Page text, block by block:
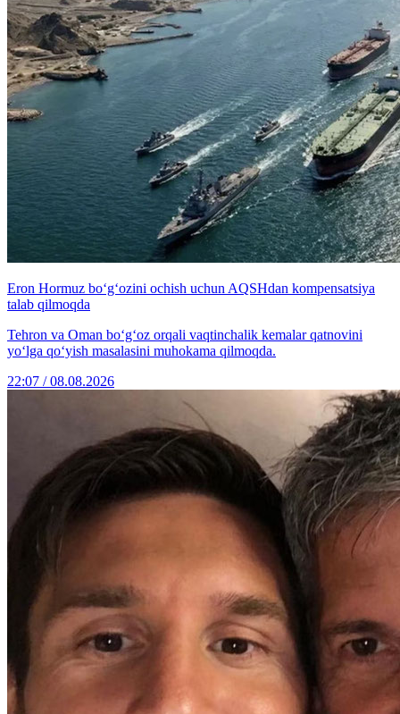
Eron Hormuz bo‘g‘ozini ochish uchun AQSHdan kompensatsiya
talab qilmoqda
Tehron va Oman bo‘g‘oz orqali vaqtinchalik kemalar qatnovini
yo‘lga qo‘yish masalasini muhokama qilmoqda.
22:07 / 08.08.2026